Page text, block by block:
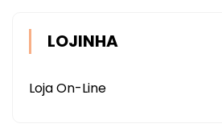
LOJINHA
Loja On-Line